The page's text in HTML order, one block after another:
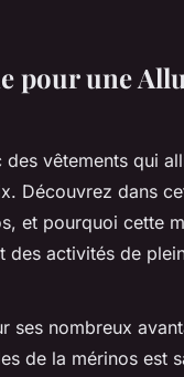
pour une
vêtements qui
Découvrez dans
et pourquoi cette
des activités de
ses nombreux
de la mérinos est